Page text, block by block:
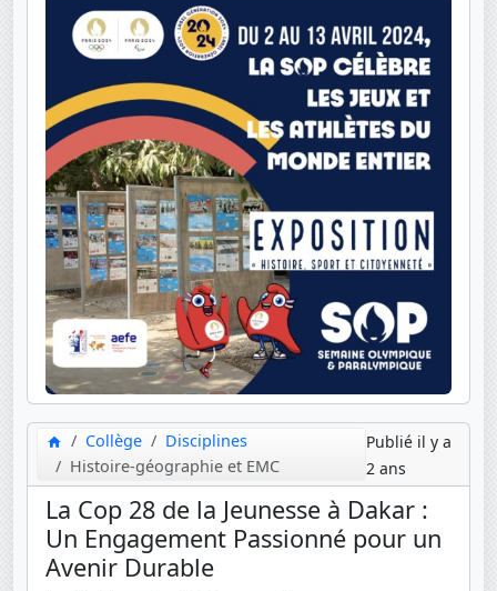
Collège
Disciplines
Histoire-géographie et EMC
Publié il y a
2 ans
La Cop 28 de la Jeunesse à Dakar :
Un Engagement Passionné pour un
Avenir Durable